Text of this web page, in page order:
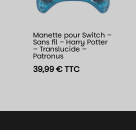
Manette pour Switch –
Sans fil – Harry Potter
– Translucide –
Patronus
39,99€TTC